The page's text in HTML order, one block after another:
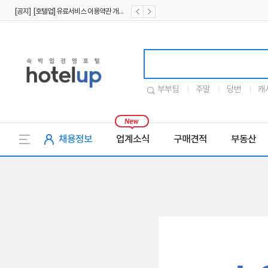
[공지] [호텔업] 유료서비스 이용약관 개정본2 (19.09.02)
부부팀 주말 당번 캐
채용정보 업계소식 구매견적 부동산